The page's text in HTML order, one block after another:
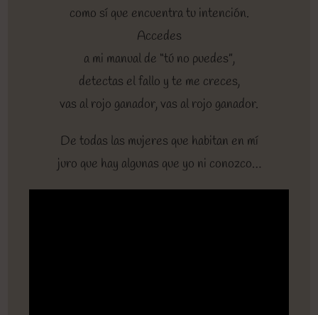
como sí que encuentra tu intención.
Accedes
a mi manual de “tú no puedes”,
detectas el fallo y te me creces,
vas al rojo ganador, vas al rojo ganador.
De todas las mujeres que habitan en mí
juro que hay algunas que yo ni conozco…